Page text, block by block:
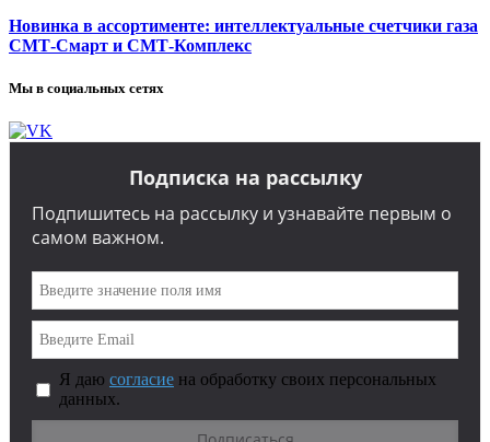
Новинка в ассортименте: интеллектуальные счетчики газа
СМТ-Смарт и СМТ-Комплекс
Мы в социальных сетях
Подписка на рассылку
Подпишитесь на рассылку и узнавайте первым о
самом важном.
Я даю согласие на обработку своих персональных
данных.